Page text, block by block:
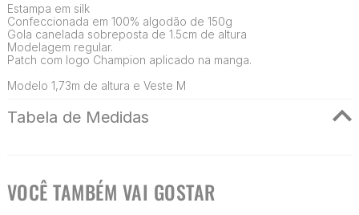
Estampa em silk
Confeccionada em 100% algodão de 150g
Gola canelada sobreposta de 1.5cm de altura
Modelagem regular.
Patch com logo Champion aplicado na manga.
Modelo 1,73m de altura e Veste M
Tabela de Medidas
VOCÊ TAMBÉM VAI GOSTAR